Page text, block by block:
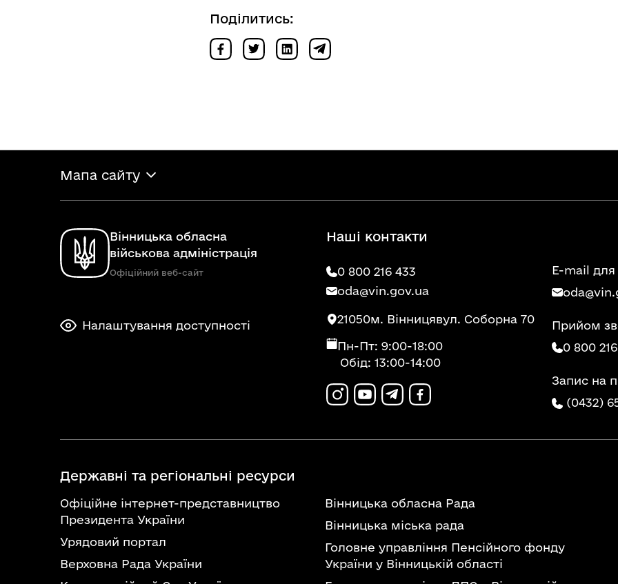
Поділитись:
Мапа сайту
Вінницька обласна
військова адміністрація
Офіційний веб-сайт
Налаштування доступності
Наші контакти
0 800 216 433
oda@vin.gov.ua
21050м. Вінницявул. Соборна 70
Пн-Пт: 9:00-18:00
Обід: 13:00-14:00
E-mail
Прийом
0 800
Запис на
(0432)
Державні та регіональні ресурси
Офіційне інтернет-представництво
Президента України
Урядовий портал
Верховна Рада України
Вінницька обласна Рада
Вінницька міська рада
Головне управління Пенсійного фонду
України у Вінницькій області